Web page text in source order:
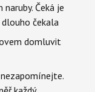
Čeká je
čekala
domluvit